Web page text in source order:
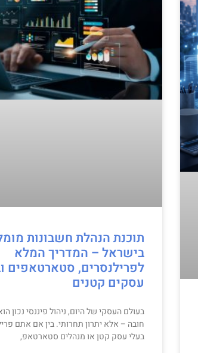
תוכנת הנהלת חשבונות
בישראל – המדריך המלא
לפרילנסרים, סטארטאפים
עסקים קטנים
בעולם העסקי של היום, ניהול פיננסי נכון
חובה – אלא יתרון תחרותי. בין אם אתם
בעלי עסק קטן או מנהלים סטארטאפ,